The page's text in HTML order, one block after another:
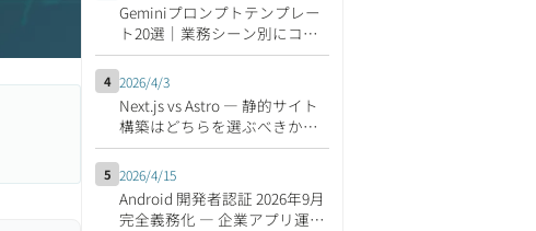
Geminiプロンプトテンプレー
ト20選｜業務シーン別にコピ
ペで使える集
4 2026/4/3
Next.js vs Astro ― 静的サイト
構築はどちらを選ぶべきか
【2026年版】
5 2026/4/15
Android 開発者認証 2026年9月
完全義務化 ― 企業アプリ運営